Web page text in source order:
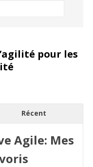
pour les
Récent
Agile: Mes